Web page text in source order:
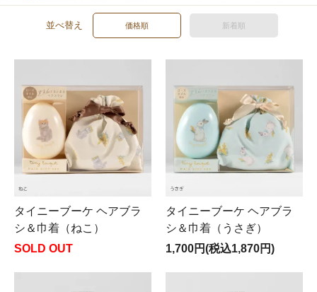
並べ替え 価格順 新着順
タイニーブーケ ヘアブラ
シ＆巾着（ねこ）
SOLD OUT
タイニーブーケ ヘアブラ
シ＆巾着（うさぎ）
1,700円(税込1,870円)